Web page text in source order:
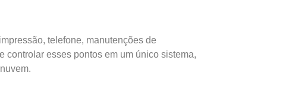
telefone, manutenções de
controlar esses pontos em um único sistema,